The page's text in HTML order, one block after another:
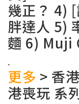
幾正？ 4)
胖達人 5)
麵 6) Muji
.
更多 > 香
港喪玩 系